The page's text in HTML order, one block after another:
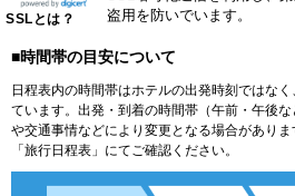
SSLとは？
盗用を防いでいます。
■時間帯の目安について
日程表内の時間帯はホテルの出発時刻ではな
ています。出発・到着の時間帯（午前・午後
や交通事情などにより変更となる場合があり
「旅行日程表」にてご確認ください。